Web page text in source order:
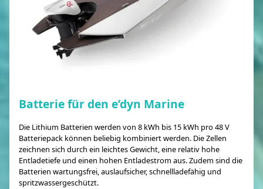
Batterie für den e’dyn Marine
Die Lithium Batterien werden von 8 kWh bis 15 kWh pro 48 V
Batteriepack können beliebig kombiniert werden. Die Zellen
zeichnen sich durch ein leichtes Gewicht, eine relativ hohe
Entladetiefe und einen hohen Entladestrom aus. Zudem sind die
Batterien wartungsfrei, auslaufsicher, schnellladefähig und
spritzwassergeschützt.